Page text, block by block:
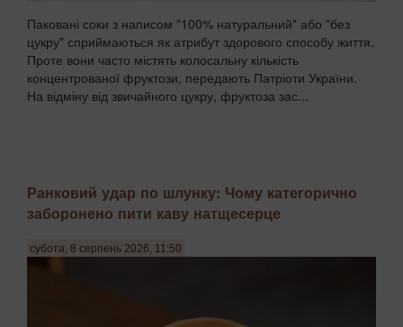
Паковані соки з написом "100% натуральний" або "без
цукру" сприймаються як атрибут здорового способу життя.
Проте вони часто містять колосальну кількість
концентрованої фруктози, передають Патріоти України.
На відміну від звичайного цукру, фруктоза зас...
Ранковий удар по шлунку: Чому категорично
заборонено пити каву натщесерце
субота, 8 серпень 2026, 11:50